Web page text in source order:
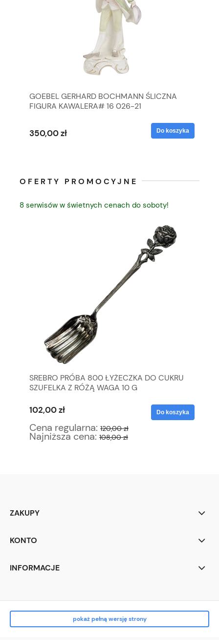
GOEBEL GERHARD BOCHMANN ŚLICZNA
FIGURA KAWALERA# 16 026-21
350,00 zł Do koszyka
OFERTY PROMOCYJNE
8 serwisów w świetnych cenach do soboty!
SREBRO PRÓBA 800 ŁYŻECZKA DO CUKRU
SZUFELKA Z RÓŻĄ WAGA 10 G
102,00 zł
Cena regularna: 120,00 zł
Najniższa cena: 108,00 zł
Do koszyka
ZAKUPY
KONTO
INFORMACJE
pokaż pełną wersję strony